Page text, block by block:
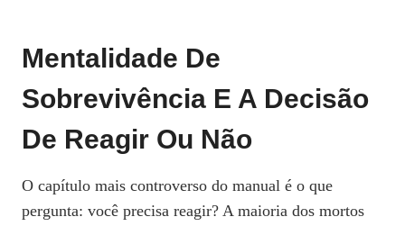
Mentalidade De
Sobrevivência E A Decisão
De Reagir Ou Não
O capítulo mais controverso do manual é o que
pergunta: você precisa reagir? A maioria dos mortos